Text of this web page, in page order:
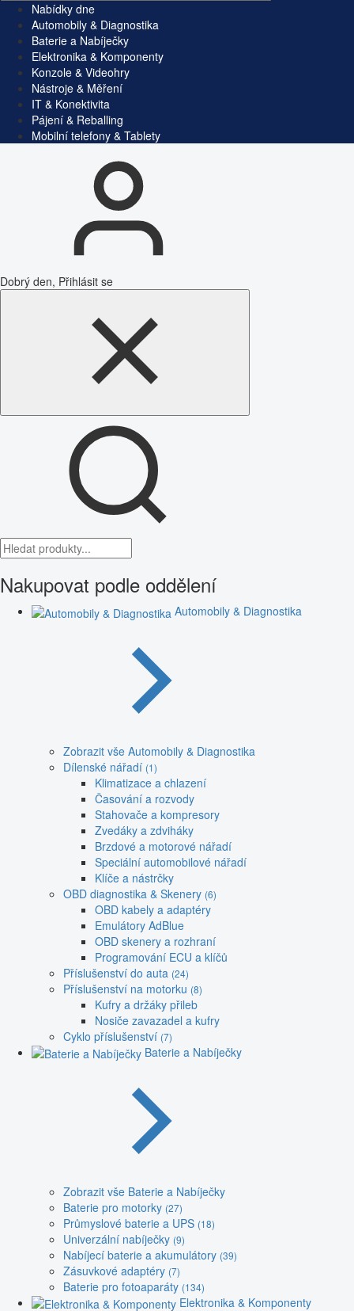
Nabídky dne
Automobily & Diagnostika
Baterie a Nabíječky
Elektronika & Komponenty
Konzole & Videohry
Nástroje & Měření
IT & Konektivita
Pájení & Reballing
Mobilní telefony & Tablety
Dobrý den, Přihlásit se
Nakupovat podle oddělení
Automobily & Diagnostika
Zobrazit vše Automobily & Diagnostika
Dílenské nářadí (1)
Klimatizace a chlazení
Časování a rozvody
Stahovače a kompresory
Zvedáky a zdviháky
Brzdové a motorové nářadí
Speciální automobilové nářadí
Klíče a nástrčky
OBD diagnostika & Skenery (6)
OBD kabely a adaptéry
Emulátory AdBlue
OBD skenery a rozhraní
Programování ECU a klíčů
Příslušenství do auta (24)
Příslušenství na motorku (8)
Kufry a držáky přileb
Nosiče zavazadel a kufry
Cyklo příslušenství (7)
Baterie a Nabíječky
Zobrazit vše Baterie a Nabíječky
Baterie pro motorky (27)
Průmyslové baterie a UPS (18)
Univerzální nabíječky (9)
Nabíjecí baterie a akumulátory (39)
Zásuvkové adaptéry (7)
Baterie pro fotoaparáty (134)
Elektronika & Komponenty